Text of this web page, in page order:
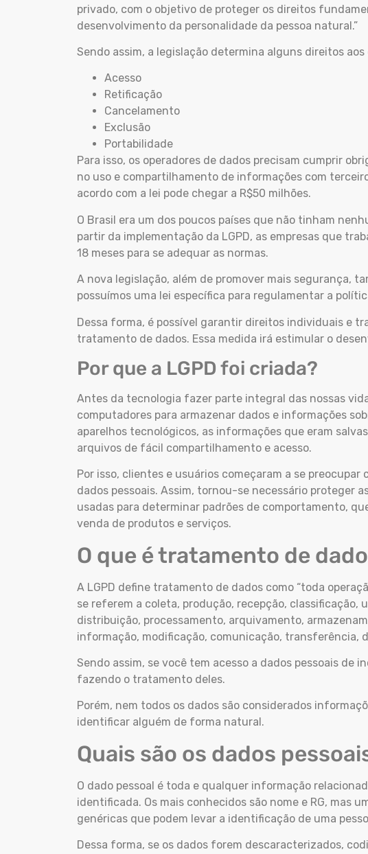
privado, com o objetivo de proteger os direitos
desenvolvimento da personalidade da pessoa natural.”
Sendo assim, a legislação determina alguns direitos aos
Acesso
Retificação
Cancelamento
Exclusão
Portabilidade
Para isso, os operadores de dados precisam cumprir
no uso e compartilhamento de informações com
acordo com a lei pode chegar a R$50 milhões.
O Brasil era um dos poucos países que não tinham
partir da implementação da LGPD, as empresas que
18 meses para se adequar as normas.
A nova legislação, além de promover mais segurança,
possuímos uma lei específica para regulamentar a
Dessa forma, é possível garantir direitos individuais e
tratamento de dados. Essa medida irá estimular o
Por que a LGPD foi criada?
Antes da tecnologia fazer parte integral das nossas
computadores para armazenar dados e informações
aparelhos tecnológicos, as informações que eram
arquivos de fácil compartilhamento e acesso.
Por isso, clientes e usuários começaram a se
dados pessoais. Assim, tornou-se necessário proteger
usadas para determinar padrões de comportamento,
venda de produtos e serviços.
O que é tratamento de
A LGPD define tratamento de dados como “toda
se referem a coleta, produção, recepção, classificação,
distribuição, processamento, arquivamento,
informação, modificação, comunicação, transferência,
Sendo assim, se você tem acesso a dados pessoais de
fazendo o tratamento deles.
Porém, nem todos os dados são considerados
identificar alguém de forma natural.
Quais são os dados
O dado pessoal é toda e qualquer informação
identificada. Os mais conhecidos são nome e RG, mas
genéricas que podem levar a identificação de uma
Dessa forma, se os dados forem descaracterizados,